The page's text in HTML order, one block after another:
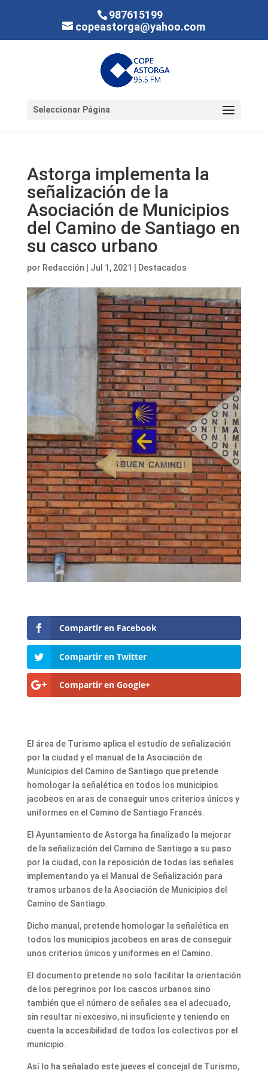
987615199
copeastorga@yahoo.com
Seleccionar Página
Astorga implementa la
señalización de la
Asociación de Municipios
del Camino de Santiago en
su casco urbano
por Redacción Jul 1, 2021 Destacados
Compartir en Facebook
Compartir en Twitter
Compartir en Google+
El área de Turismo aplica el estudio de señalización
por la ciudad y el manual de la Asociación de
Municipios del Camino de Santiago que pretende
homologar la señalética en todos los municipios
jacobeos en aras de conseguir unos criterios únicos y
uniformes en el Camino de Santiago Francés.
El Ayuntamiento de Astorga ha finalizado la mejorar
de la señalización del Camino de Santiago a su paso
por la ciudad, con la reposición de todas las señales
implementando ya el Manual de Señalización para
tramos urbanos de la Asociación de Municipios del
Camino de Santiago.
Dicho manual, pretende homologar la señalética en
todos los municipios jacobeos en aras de conseguir
unos criterios únicos y uniformes en el Camino.
El documento pretende no solo facilitar la orientación
de los peregrinos por los cascos urbanos sino
también que el número de señales sea el adecuado,
sin resultar ni excesivo, ni insuficiente y teniendo en
cuenta la accesibilidad de todos los colectivos por el
municipio.
Así lo ha señalado este jueves el concejal de Turismo,